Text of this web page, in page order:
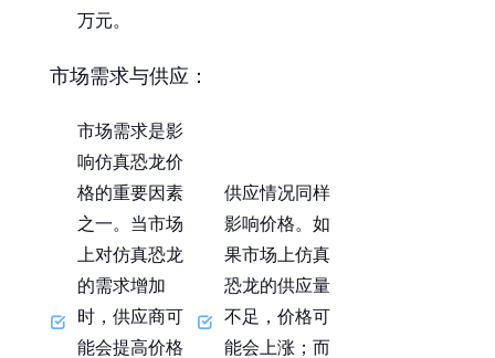
万元。
市场需求与供应 ：
市场需求是影
响仿真恐龙价
格的重要因素
之一。当市场
上对仿真恐龙
的需求增加
时，供应商可
能会提高价格
供应情况同样
影响价格。如
果市场上仿真
恐龙的供应量
不足，价格可
能会上涨；而